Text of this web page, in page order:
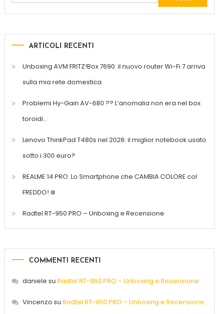
ARTICOLI RECENTI
Unboxing AVM FRITZ!Box 7690: il nuovo router Wi-Fi 7 arriva
sulla mia rete domestica
Problemi Hy-Gain AV-680 ?? L’anomalia non era nel box
toroidi…
Lenovo ThinkPad T480s nel 2026: il miglior notebook usato
sotto i 300 euro?
REALME 14 PRO: Lo Smartphone che CAMBIA COLORE col
FREDDO! ❄️
Radtel RT-950 PRO – Unboxing e Recensione
COMMENTI RECENTI
daniele su Radtel RT-950 PRO – Unboxing e Recensione
Vincenzo su Radtel RT-950 PRO – Unboxing e Recensione